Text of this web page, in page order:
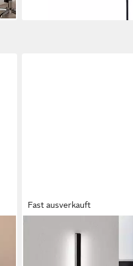
Fast ausverkauft
LED Wandleuchte innen
100cm 3000/6500K Flur